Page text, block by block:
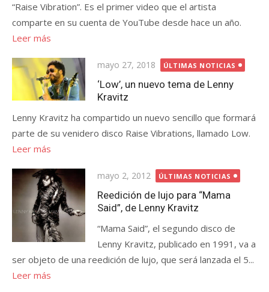
“Raise Vibration”. Es el primer video que el artista
comparte en su cuenta de YouTube desde hace un año.
Leer más
Publicada
el
mayo 27, 2018 ÚLTIMAS NOTICIAS
‘Low’, un nuevo tema de Lenny
Kravitz
Lenny Kravitz ha compartido un nuevo sencillo que formará
parte de su venidero disco Raise Vibrations, llamado Low.
Leer más
Publicada
el
mayo 2, 2012 ÚLTIMAS NOTICIAS
Reedición de lujo para “Mama
Said”, de Lenny Kravitz
“Mama Said”, el segundo disco de
Lenny Kravitz, publicado en 1991, va a
ser objeto de una reedición de lujo, que será lanzada el 5...
Leer más